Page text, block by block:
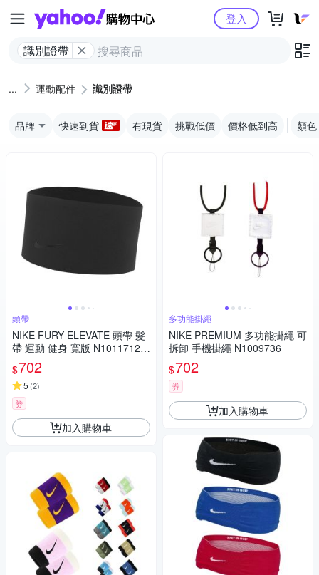
Yahoo購物中心
識別證帶
登入
運動配件 識別證帶
品牌 快速到貨 有現貨 挑戰低價 價格低到高 顏色
頭帶
NIKE FURY ELEVATE 頭帶 髮
帶 運動 健身 寬版 N1011712 2
5SS 【樂買網】
$702
5 (2)
券
加入購物車
多功能掛繩
NIKE PREMIUM 多功能掛繩 可
拆卸 手機掛繩 N1009736
$702
券
加入購物車